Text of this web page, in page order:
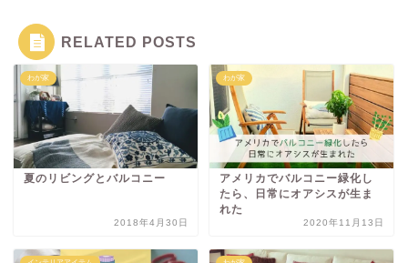
RELATED POSTS
わが家
夏のリビングとバルコニー
2018年4月30日
わが家
アメリカでバルコニー緑化し
たら、日常にオアシスが生ま
れた
2020年11月13日